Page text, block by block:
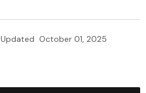
Updated October 01, 2025